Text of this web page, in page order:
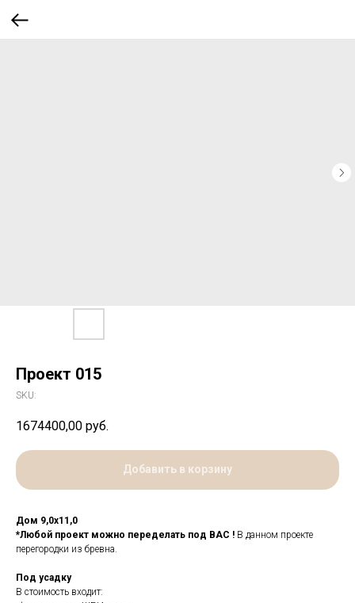
Проект 015
SKU:
1674400,00 руб.
Добавить в корзину
Дом 9,0х11,0
*Любой проект можно переделать под ВАС ! В данном проекте
перегородки из бревна.
Под усадку
В стоимость входит: